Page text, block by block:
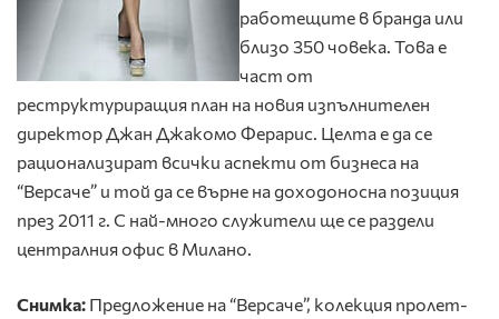
работещите в бранда или
близо 350 човека. Това е
част от
реструктуриращия план на новия изпълнителен
директор Джан Джакомо Ферарис. Целта е да се
рационализират всички аспекти от бизнеса на
“Версаче” и той да се върне на доходоносна позиция
през 2011 г. С най-много служители ще се раздели
централния офис в Милано.
Снимка: Предложение на “Версаче”, колекция пролет-